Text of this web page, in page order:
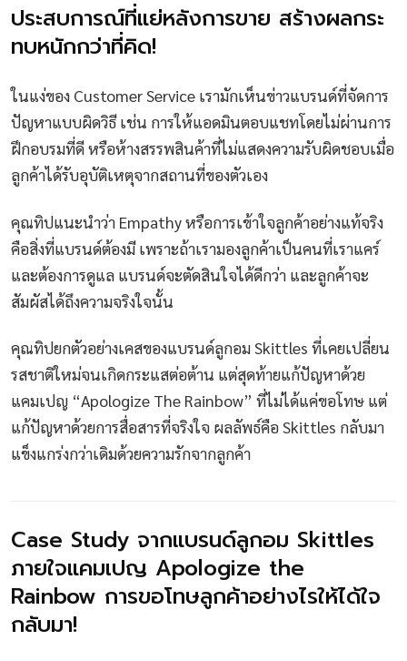
ประสบการณ์ที่แย่หลังการขาย สร้างผลกระ
ทบหนักกว่าที่คิด!
ในแง่ของ Customer Service เรามักเห็นข่าวแบรนด์ที่จัดการ
ปัญหาแบบผิดวิธี เช่น การให้แอดมินตอบแชทโดยไม่ผ่านการ
ฝึกอบรมที่ดี หรือห้างสรรพสินค้าที่ไม่แสดงความรับผิดชอบเมื่อ
ลูกค้าได้รับอุบัติเหตุจากสถานที่ของตัวเอง
คุณทิปแนะนำว่า Empathy หรือการเข้าใจลูกค้าอย่างแท้จริง
คือสิ่งที่แบรนด์ต้องมี เพราะถ้าเรามองลูกค้าเป็นคนที่เราแคร์
และต้องการดูแล แบรนด์จะตัดสินใจได้ดีกว่า และลูกค้าจะ
สัมผัสได้ถึงความจริงใจนั้น
คุณทิปยกตัวอย่างเคสของแบรนด์ลูกอม Skittles ที่เคยเปลี่ยน
รสชาติใหม่จนเกิดกระแสต่อต้าน แต่สุดท้ายแก้ปัญหาด้วย
แคมเปญ “Apologize The Rainbow” ที่ไม่ได้แค่ขอโทษ แต่
แก้ปัญหาด้วยการสื่อสารที่จริงใจ ผลลัพธ์คือ Skittles กลับมา
แข็งแกร่งกว่าเดิมด้วยความรักจากลูกค้า
Case Study จากแบรนด์ลูกอม Skittles
ภายใจแคมเปญ Apologize the
Rainbow การขอโทษลูกค้าอย่างไรให้ได้ใจ
กลับมา!